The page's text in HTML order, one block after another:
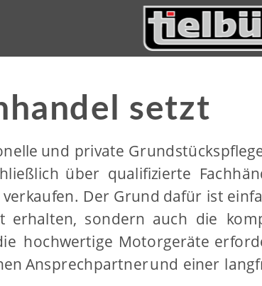
und private
über qualifizierte
verkaufen. Der Grund dafür ist
erhalten, sondern auch die
hochwertige Motorgeräte
Ansprechpartnerund einer
setzt